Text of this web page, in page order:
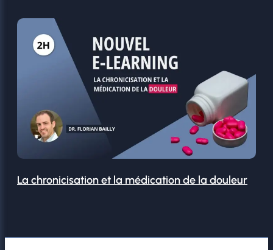
La chronicisation et la médication de la douleur